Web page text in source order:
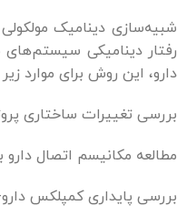
رفتار دینامیکی
دارو، این روش برای موارد
بررسی تغییرات ساختاری
مطالعه مکانیسم اتصال
بررسی پایداری کمپلکس